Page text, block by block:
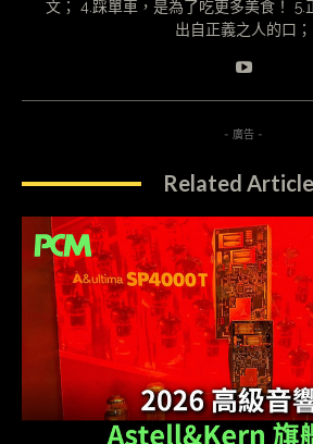
文； 4.踩單車，是為了吃更多美食！ 5.
出自正義之人的口；
- 廣告 -
Related